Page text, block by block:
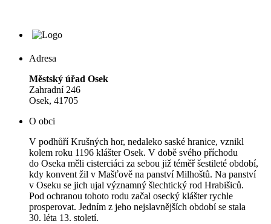
Adresa
Městský úřad Osek
Zahradní 246
Osek, 41705
O obci
V podhůří Krušných hor, nedaleko saské hranice, vznikl
kolem roku 1196 klášter Osek. V době svého příchodu
do Oseka měli cisterciáci za sebou již téměř šestileté období,
kdy konvent žil v Mašťově na panství Milhoštů. Na panství
v Oseku se jich ujal významný šlechtický rod Hrabišiců.
Pod ochranou tohoto rodu začal osecký klášter rychle
prosperovat. Jedním z jeho nejslavnějších období se stala
30. léta 13. století.